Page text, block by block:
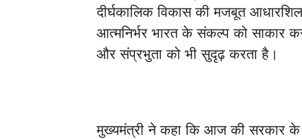
दीर्घकालिक विकास की मजबूत
आत्मनिर्भर भारत के संकल्प को साकार
और संप्रभुता को भी सुदृढ़ करता है।
मुख्यमंत्री ने कहा कि आज की सरकार के